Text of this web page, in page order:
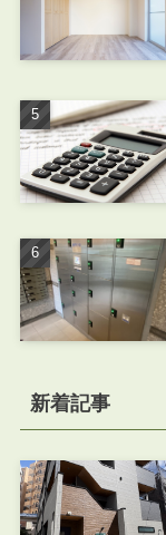
新着記事